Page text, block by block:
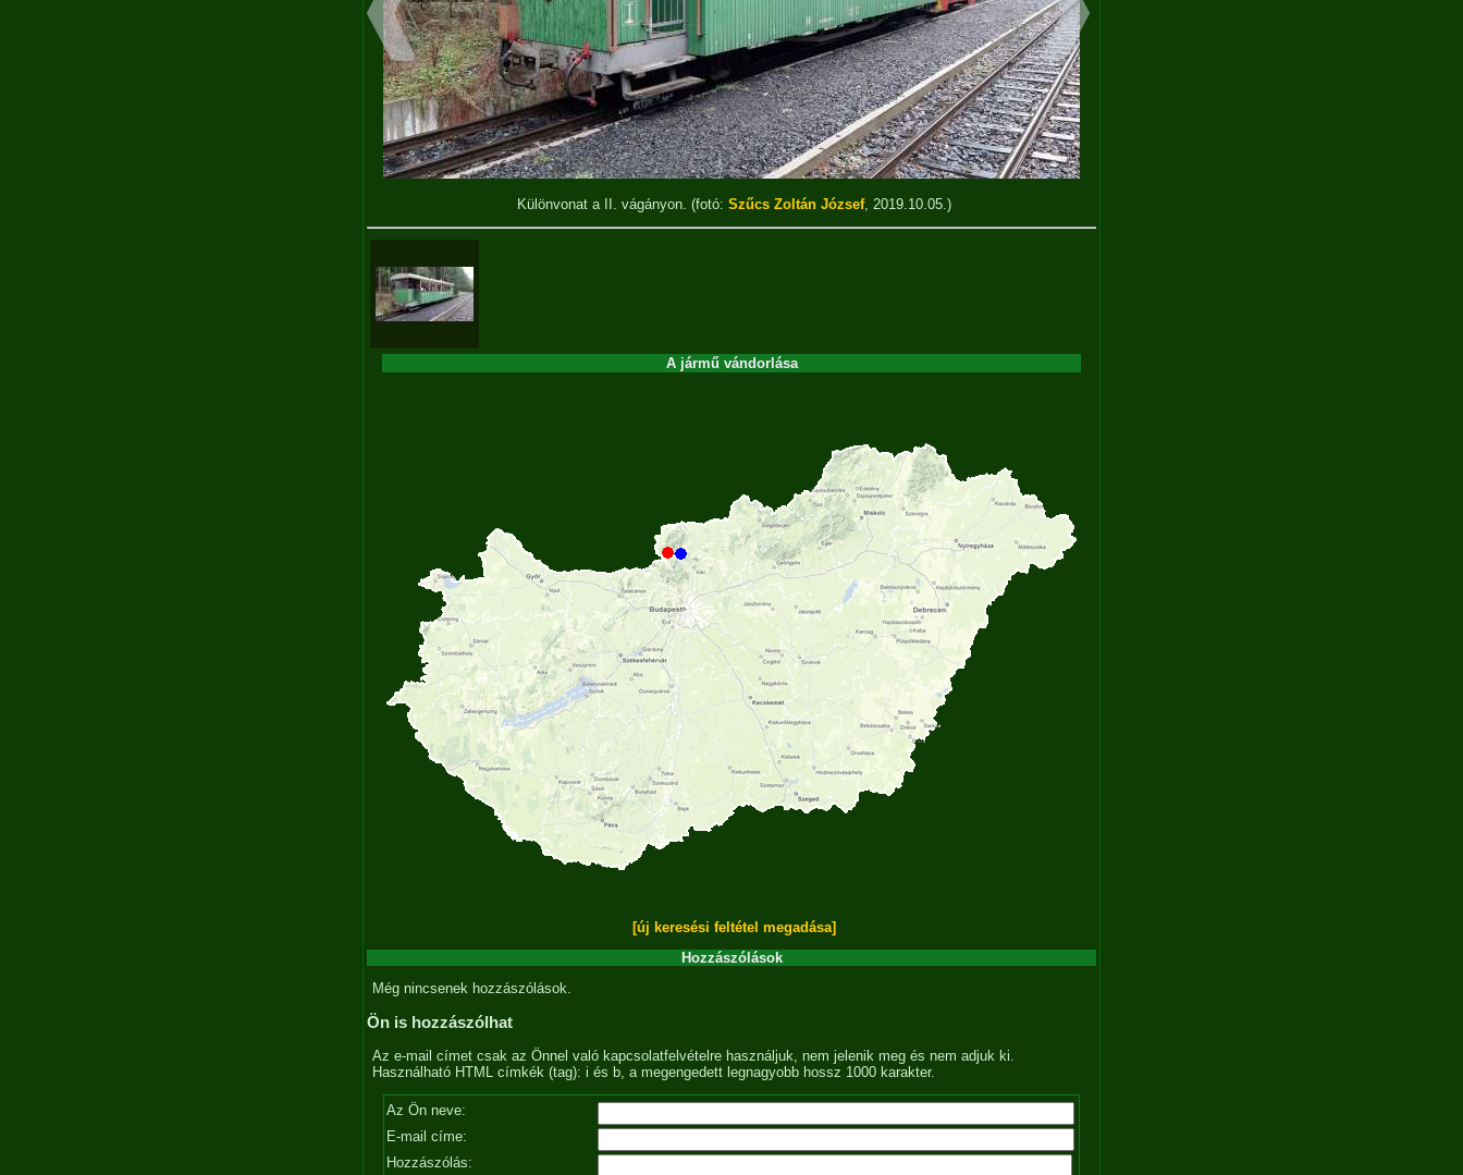
Különvonat a II. vágányon. (fotó: Szűcs Zoltán József, 2019.10.05.)
A jármű vándorlása
[új keresési feltétel megadása]
Hozzászólások
Még nincsenek hozzászólások.
Ön is hozzászólhat
Az e-mail címet csak az Önnel való kapcsolatfelvételre használjuk, nem jelenik meg és nem adjuk ki.
Használható HTML címkék (tag): i és b, a megengedett legnagyobb hossz 1000 karakter.
Az Ön neve:
E-mail címe:
Hozzászólás: